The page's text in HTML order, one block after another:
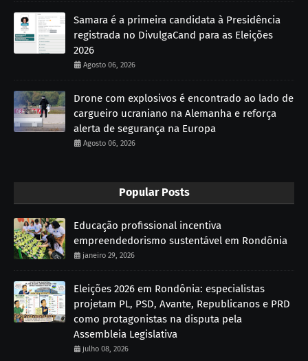
Samara é a primeira candidata à Presidência
registrada no DivulgaCand para as Eleições
2026
Agosto 06, 2026
Drone com explosivos é encontrado ao lado de
cargueiro ucraniano na Alemanha e reforça
alerta de segurança na Europa
Agosto 06, 2026
Popular Posts
Educação profissional incentiva
empreendedorismo sustentável em Rondônia
janeiro 29, 2026
Eleições 2026 em Rondônia: especialistas
projetam PL, PSD, Avante, Republicanos e PRD
como protagonistas na disputa pela
Assembleia Legislativa
julho 08, 2026